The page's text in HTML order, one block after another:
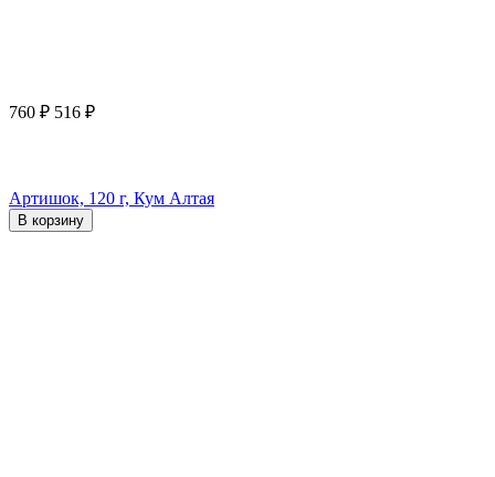
760 ₽ 516 ₽
Артишок, 120 г, Кум Алтая
В корзину